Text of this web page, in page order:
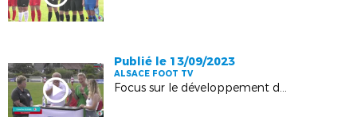
Publié le 13/09/2023
ALSACE FOOT TV
Focus sur le développement du foot féminin